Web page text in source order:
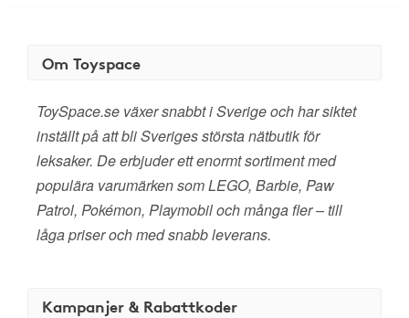
Om Toyspace
ToySpace.se växer snabbt i Sverige och har siktet
inställt på att bli Sveriges största nätbutik för
leksaker. De erbjuder ett enormt sortiment med
populära varumärken som LEGO, Barbie, Paw
Patrol, Pokémon, Playmobil och många fler – till
låga priser och med snabb leverans.
Kampanjer & Rabattkoder